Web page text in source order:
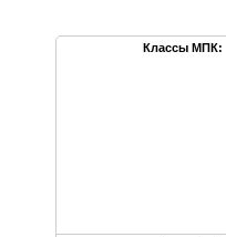
Классы МПК: